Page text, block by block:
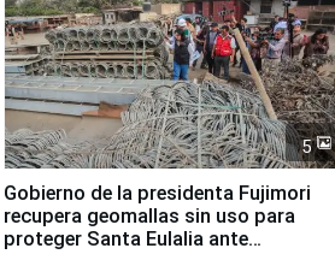
5
Gobierno de la presidenta Fujimori
recupera geomallas sin uso para
proteger Santa Eulalia ante